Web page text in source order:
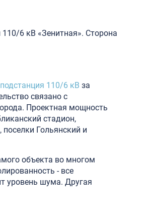
6 кВ «Зенитная». Сторона
110/6 кВ за
связано с
Проектная мощность
стадион,
Гольянский и
объекта во многом
- все
уровень шума. Другая